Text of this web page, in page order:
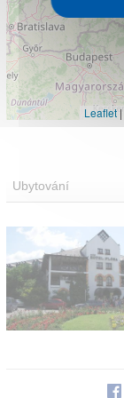
Leaflet |
Ubytování